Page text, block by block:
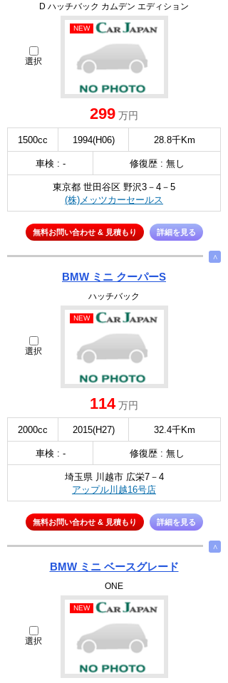
D ハッチバック カムデン エディション
選択
NEW
299 万円
1500cc 1994(H06) 28.8千Km
車検 : - 修復歴 : 無し
東京都 世田谷区 野沢3－4－5
(株)メッツカーセールス
無料お問い合わせ & 見積もり 詳細を見る
∧
BMW ミニ クーパーS
ハッチバック
選択
NEW
114万円
2000cc 2015(H27) 32.4千Km
車検 : - 修復歴 : 無し
埼玉県 川越市 広栄7－4
アップル川越16号店
無料お問い合わせ & 見積もり 詳細を見る
∧
BMW ミニ ベースグレード
ONE
選択
NEW